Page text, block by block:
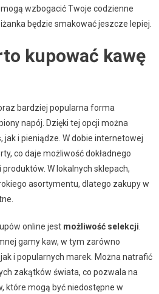
wzbogacić Twoje codzienne
będzie smakować jeszcze lepiej.
kupować kawę
bardziej popularna forma
napój. Dzięki tej opcji można
i pieniądze. W dobie internetowej
co daje możliwość dokładnego
W lokalnych sklepach,
asortymentu, dlatego zakupy w
online jest możliwość selekcji
gamy kaw, w tym zarówno
i popularnych marek. Można natrafić
zakątków świata, co pozwala na
które mogą być niedostępne w